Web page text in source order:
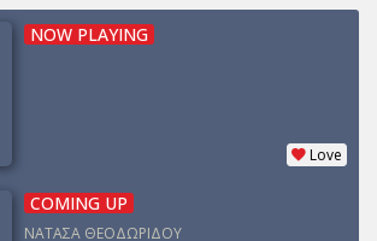
NOW PLAYING
Love
COMING UP
ΝΑΤΑΣΑ ΘΕΟΔΩΡΙΔΟΥ